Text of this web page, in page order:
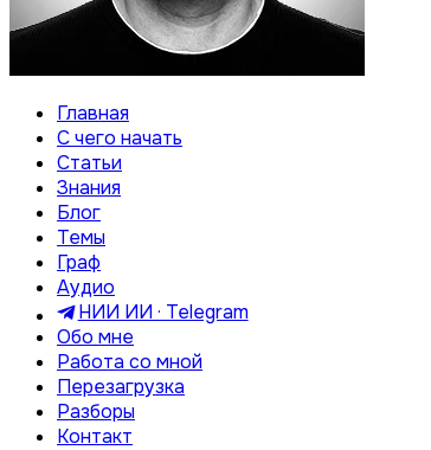
Главная
С чего начать
Статьи
Знания
Блог
Темы
Граф
Аудио
НИИ ИИ · Telegram
Обо мне
Работа со мной
Перезагрузка
Разборы
Контакт